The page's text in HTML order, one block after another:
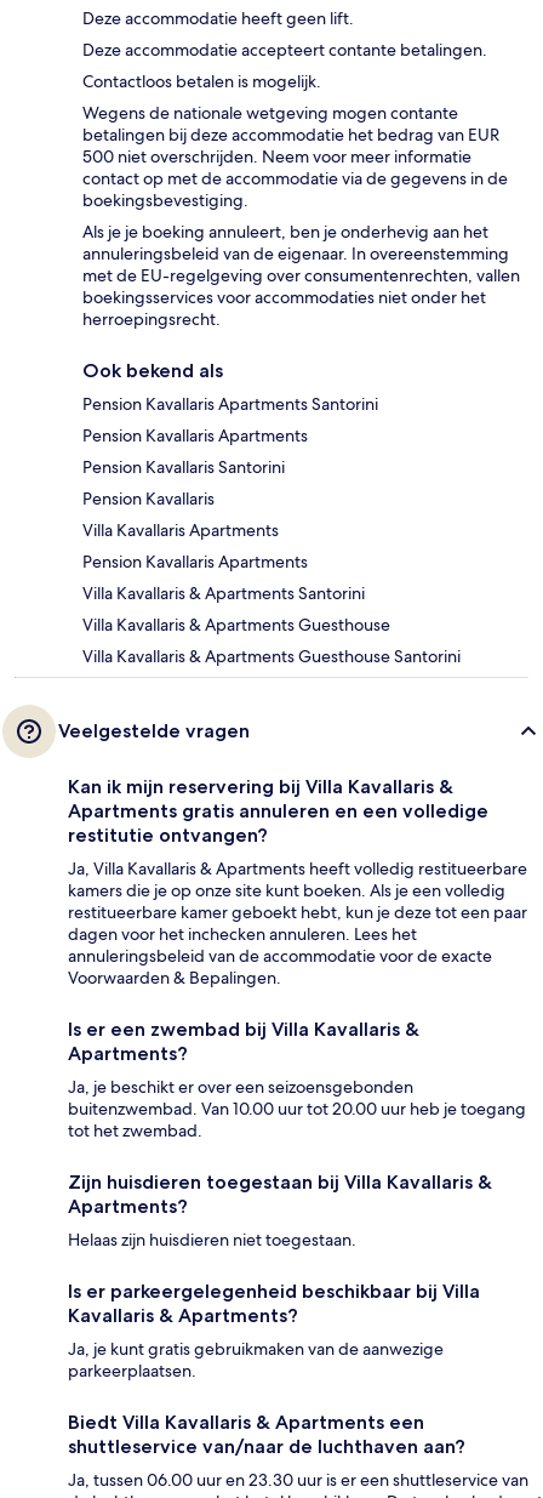
Deze accommodatie heeft geen lift.
Deze accommodatie accepteert contante betalingen.
Contactloos betalen is mogelijk.
Wegens de nationale wetgeving mogen contante
betalingen bij deze accommodatie het bedrag van EUR
500 niet overschrijden. Neem voor meer informatie
contact op met de accommodatie via de gegevens in de
boekingsbevestiging.
Als je je boeking annuleert, ben je onderhevig aan het
annuleringsbeleid van de eigenaar. In overeenstemming
met de EU-regelgeving over consumentenrechten, vallen
boekingsservices voor accommodaties niet onder het
herroepingsrecht.
Ook bekend als
Pension Kavallaris Apartments Santorini
Pension Kavallaris Apartments
Pension Kavallaris Santorini
Pension Kavallaris
Villa Kavallaris Apartments
Pension Kavallaris Apartments
Villa Kavallaris & Apartments Santorini
Villa Kavallaris & Apartments Guesthouse
Villa Kavallaris & Apartments Guesthouse Santorini
Veelgestelde vragen
Kan ik mijn reservering bij Villa Kavallaris &
Apartments gratis annuleren en een volledige
restitutie ontvangen?
Ja, Villa Kavallaris & Apartments heeft volledig restitueerbare
kamers die je op onze site kunt boeken. Als je een volledig
restitueerbare kamer geboekt hebt, kun je deze tot een paar
dagen voor het inchecken annuleren. Lees het
annuleringsbeleid van de accommodatie voor de exacte
Voorwaarden & Bepalingen.
Is er een zwembad bij Villa Kavallaris &
Apartments?
Ja, je beschikt er over een seizoensgebonden
buitenzwembad. Van 10.00 uur tot 20.00 uur heb je toegang
tot het zwembad.
Zijn huisdieren toegestaan bij Villa Kavallaris &
Apartments?
Helaas zijn huisdieren niet toegestaan.
Is er parkeergelegenheid beschikbaar bij Villa
Kavallaris & Apartments?
Ja, je kunt gratis gebruikmaken van de aanwezige
parkeerplaatsen.
Biedt Villa Kavallaris & Apartments een
shuttleservice van/naar de luchthaven aan?
Ja, tussen 06.00 uur en 23.30 uur is er een shuttleservice van